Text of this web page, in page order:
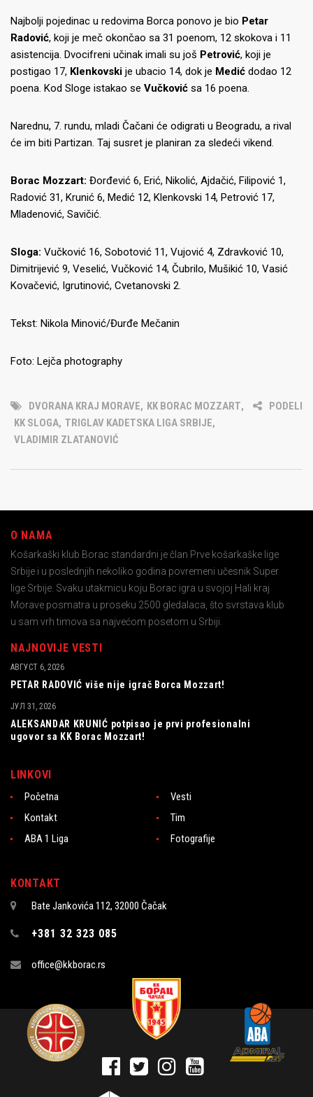
Najbolji pojedinac u redovima Borca ponovo je bio Petar
Radović, koji je meč okončao sa 31 poenom, 12 skokova i 11
asistencija. Dvocifreni učinak imali su još Petrović, koji je
postigao 17, Klenkovski je ubacio 14, dok je Medić dodao 12
poena. Kod Sloge istakao se Vučković sa 16 poena.
Narednu, 7. rundu, mladi Čačani će odigrati u Beogradu, a rival
će im biti Partizan. Taj susret je planiran za sledeći vikend.
Borac Mozzart: Đorđević 6, Erić, Nikolić, Ajdačić, Filipović 1,
Radović 31, Krunić 6, Medić 12, Klenkovski 14, Petrović 17,
Mladenović, Savičić.
Sloga: Vučković 16, Sobotović 11, Vujović 4, Zdravković 10,
Dimitrijević 9, Veselić, Vučković 14, Čubrilo, Mušikić 10, Vasić
Kovačević, Igrutinović, Cvetanovski 2.
Tekst: Nikola Minović/Đurđe Mečanin
Foto: Lejča photography
DVORANA KRAJ MORAVE, KK BORAC MOZZART,
KK SLOGA, TRIGLAV KADETSKA LIGA SRBIJE,
VLADIMIR ZLATANOVIĆ
PODELI
O NAMA
Košarkaški klub Borac standardni je član Prve košarkaške lige
Srbije i u poslednjih nekoliko godina povremeni učesnik Super
lige Srbije. Svaku utakmicu koju Borac igra u svojoj Hali kraj
Morave posmatra u proseku 2500 gledalaca, što svrstava klub
u sam vrh timova sa najvećom posetom u Srbiji.
NAJNOVIJE VESTI
PETAR RADOVIĆ više nije igrač Borca Mozzart!
АВГУСТ 6, 2026
ALEKSANDAR KRUNIĆ potpisao je prvi profesionalni
ugovor sa KK Borac Mozzart!
ЈУЛ 31, 2026
LINKOVI
Početna
Vesti
Kontakt
Tim
ABA 1 Liga
Fotografije
KONTAKT
Bate Jankovića 112, 32000 Čačak
+381 32 323 085
office@kkborac.rs